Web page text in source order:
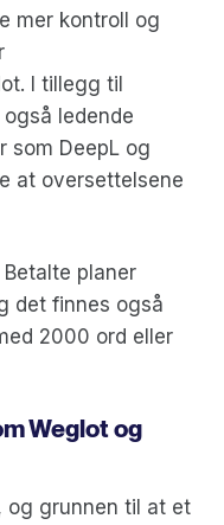
mer kontroll og
I tillegg til
ledende
som DeepL og
at oversettelsene
Betalte planer
det finnes også
2000 ord eller
Weglot og
og grunnen til at et